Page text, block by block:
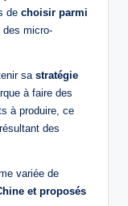
de choisir parmi
des micro-
sa stratégie
à faire des
à produire, ce
des
variée de
et proposés